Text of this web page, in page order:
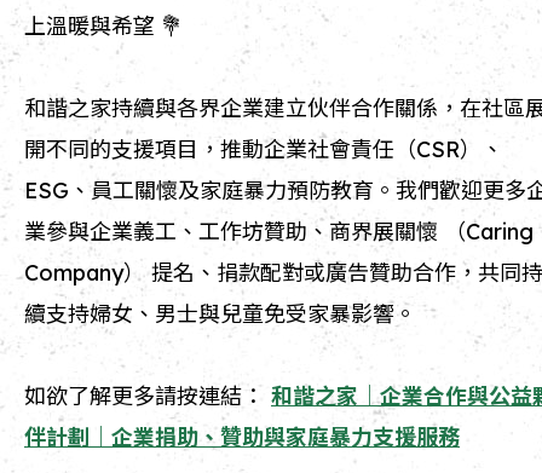
上溫暖與希望 💐
和諧之家持續與各界企業建立伙伴合作關係，在社區
開不同的支援項目，推動企業社會責任（CSR）、
ESG、員工關懷及家庭暴力預防教育。我們歡迎更多
業參與企業義工、工作坊贊助、商界展關懷 （Caring
Company） 提名、捐款配對或廣告贊助合作，共同持
續支持婦女、男士與兒童免受家暴影響。
如欲了解更多請按連結： 和諧之家｜企業合作與公益
伴計劃｜企業捐助、贊助與家庭暴力支援服務